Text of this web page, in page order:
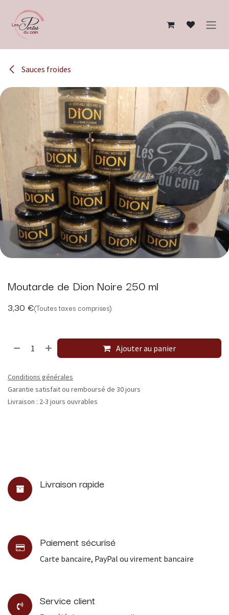
Sauces froides
Moutarde de Dion Noire 250 ml
3,30 €(Toutes taxes comprises)
Ajouter au panier
Conditions générales
Garantie satisfait ou remboursé de 30 jours
Livraison : 2-3 jours ouvrables
Livraison rapide
Paiement sécurisé
Carte bancaire, PayPal ou virement bancaire
Service client